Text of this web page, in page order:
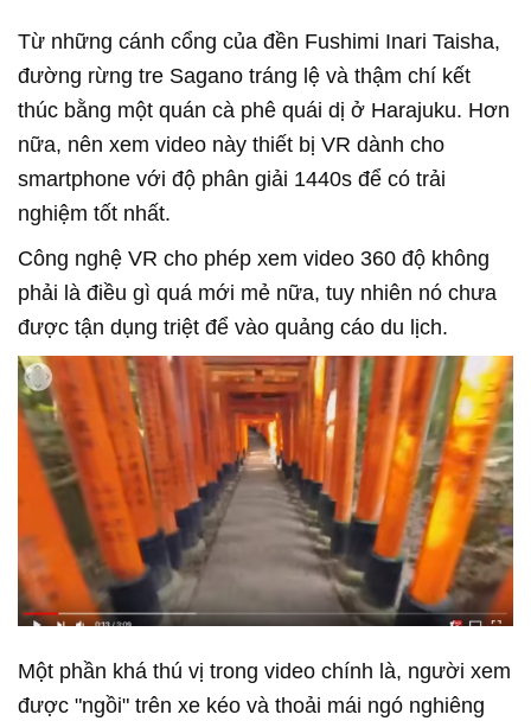
Từ những cánh cổng của đền Fushimi Inari Taisha,
đường rừng tre Sagano tráng lệ và thậm chí kết
thúc bằng một quán cà phê quái dị ở Harajuku. Hơn
nữa, nên xem video này thiết bị VR dành cho
smartphone với độ phân giải 1440s để có trải
nghiệm tốt nhất.
Công nghệ VR cho phép xem video 360 độ không
phải là điều gì quá mới mẻ nữa, tuy nhiên nó chưa
được tận dụng triệt để vào quảng cáo du lịch.
Một phần khá thú vị trong video chính là, người xem
được "ngồi" trên xe kéo và thoải mái ngó nghiêng